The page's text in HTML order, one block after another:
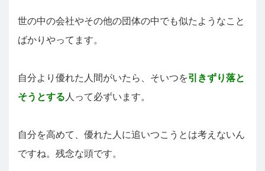
世の中の会社やその他の団体の中でも似たようなこと
ばかりやってます。
自分より優れた人間がいたら、そいつを引きずり落と
そうとする 人って必ずいます。
自分を高めて、優れた人に追いつこうとは考えないん
ですね。残念な頭です。